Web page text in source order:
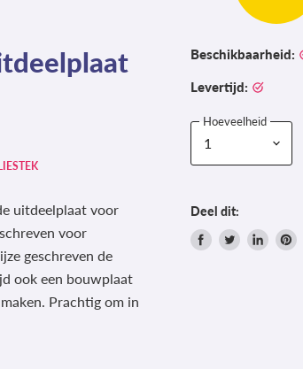
uitdeelplaat voor
voor
geschreven de
ook een bouwplaat
Prachtig om in
Beschikbaarheid:
Levertijd:
Hoeveelheid
Deel dit:
Delen TweetDeel
Pin